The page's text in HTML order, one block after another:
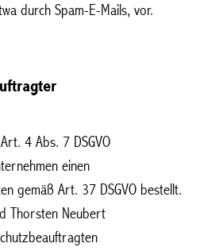
durch Spam-E-Mails, vor.
4 Abs. 7 DSGVO
einen
gemäß Art. 37 DSGVO bestellt.
Thorsten Neubert